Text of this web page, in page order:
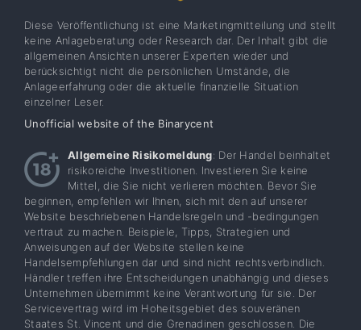
Diese Veröffentlichung ist eine Marketingmitteilung und stellt
keine Anlageberatung oder Research dar. Der Inhalt gibt die
allgemeinen Ansichten unserer Experten wieder und
berücksichtigt nicht die persönlichen Umstände, die
Anlageerfahrung oder die aktuelle finanzielle Situation
einzelner Leser.
Unofficial website of the Binarycent
Allgemeine Risikomeldung: Der Handel beinhaltet
risikoreiche Investitionen. Investieren Sie keine
Mittel, die Sie nicht verlieren möchten. Bevor Sie
beginnen, empfehlen wir Ihnen, sich mit den auf unserer
Website beschriebenen Handelsregeln und -bedingungen
vertraut zu machen. Beispiele, Tipps, Strategien und
Anweisungen auf der Website stellen keine
Handelsempfehlungen dar und sind nicht rechtsverbindlich.
Händler treffen ihre Entscheidungen unabhängig und dieses
Unternehmen übernimmt keine Verantwortung für sie. Der
Servicevertrag wird im Hoheitsgebiet des souveränen
Staates St. Vincent und die Grenadinen geschlossen. Die